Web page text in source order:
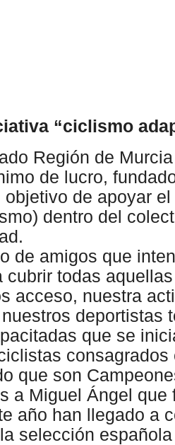
“ciclismo
Región de
de lucro,
de apoyar
dentro del
de amigos que
cubrir todas
acceso, nuestra
deportistas
que se
consagrados
que son
a Miguel Ángel que
año han llegado a
selección